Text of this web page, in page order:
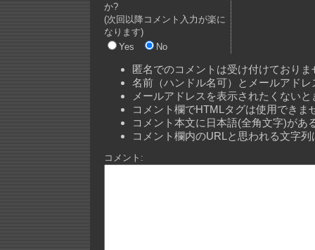
か?
(次回以降コメント入力が楽に
なります)
Yes
No
匿名でのコメントは受け付けておりま
名前（ハンドル名可）とメールアド
メールアドレスを表示されたくない
コメント欄でHTMLタグは使用できま
コメント本文に日本語(全角文字)があ
コメント欄内のURLと思われる文字
コメント: